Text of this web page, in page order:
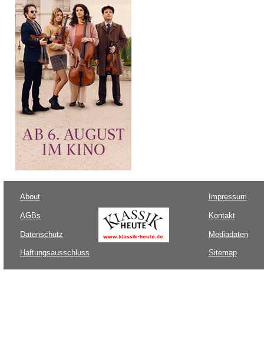
About
AGBs
Datenschutz
Haftungsausschluss
Impressum
Kontakt
Mediadaten
Sitemap